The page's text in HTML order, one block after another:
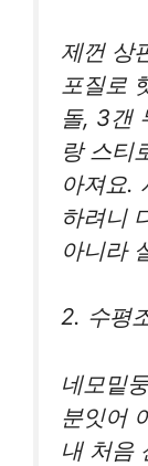
제껀 상
포질로
돌, 3갠
랑 스티
아져요.
하려니
아니라
2. 수평
네모밑
분잇어
내 처음